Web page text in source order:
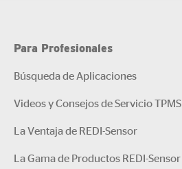
Para Profesionales
Búsqueda de Aplicaciones
Videos y Consejos de Servicio TPMS
La Ventaja de REDI-Sensor
La Gama de Productos REDI-Sensor